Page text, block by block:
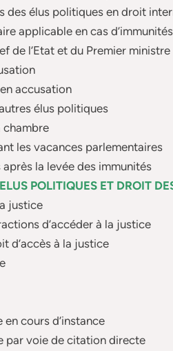
des élus politiques en droit
applicable en cas
de l’Etat et du Premier ministre
accusation
élus politiques
chambre
les vacances parlementaires
la levée des immunités
POLITIQUES ET DROIT
justice
d’accéder à la justice
d’accès à la justice
cours d’instance
par voie de citation directe